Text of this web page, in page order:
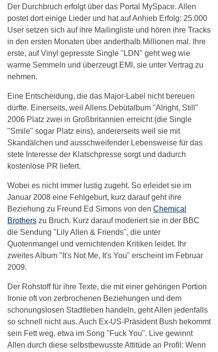
Der Durchbruch erfolgt über das Portal MySpace. Allen
postet dort einige Lieder und hat auf Anhieb Erfolg: 25.000
User setzen sich auf ihre Mailingliste und hören ihre Tracks
in den ersten Monaten über anderthalb Millionen mal. Ihre
erste, auf Vinyl gepresste Single "LDN" geht weg wie
warme Semmeln und überzeugt EMI, sie unter Vertrag zu
nehmen.
Eine Entscheidung, die das Major-Label nicht bereuen
dürfte. Einerseits, weil Allens Debütalbum "Alright, Still"
2006 Platz zwei in Großbritannien erreicht (die Single
"Smile" sogar Platz eins), andererseits weil sie mit
Skandälchen und ausschweifender Lebensweise für das
stete Interesse der Klatschpresse sorgt und dadurch
kostenlose PR liefert.
Wobei es nicht immer lustig zugeht. So erleidet sie im
Januar 2008 eine Fehlgeburt, kurz darauf geht ihre
Beziehung zu Freund Ed Simons von den Chemical
Brothers zu Bruch. Kurz darauf moderiert sie in der BBC
die Sendung "Lily Allen & Friends", die unter
Quotenmangel und vernichtenden Kritiken leidet. Ihr
zweites Album "It's Not Me, It's You" erscheint im Februar
2009.
Der Rohstoff für ihre Texte, die mit einer gehörigen Portion
Ironie oft von zerbrochenen Beziehungen und dem
schonungslosen Stadtleben handeln, geht Allen jedenfalls
so schnell nicht aus. Auch Ex-US-Präsident Bush bekommt
sein Fett weg, etwa im Song "Fuck You". Live gewinnt
Allen durch diese selbstbewusste Attitüde an Profil: Wenn